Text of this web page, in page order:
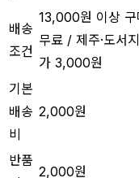
배송
조건
13,000원 이상 구
무료 / 제주·도서
가 3,000원
기본
배송
비
2,000원
반품
2,000원